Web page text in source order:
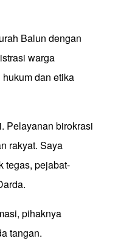
Balun dengan
warga
dan etika
Pelayanan birokrasi
rakyat. Saya
tegas, pejabat-
pihaknya
tangan.